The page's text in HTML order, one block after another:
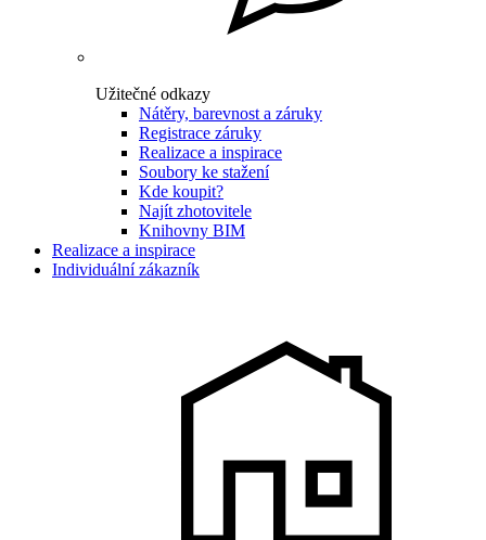
Užitečné odkazy
Nátěry, barevnost a záruky
Registrace záruky
Realizace a inspirace
Soubory ke stažení
Kde koupit?
Najít zhotovitele
Knihovny BIM
Realizace a inspirace
Individuální zákazník